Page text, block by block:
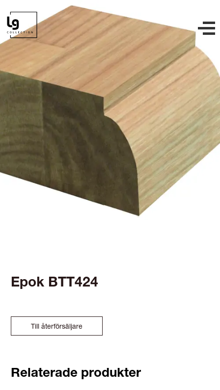
Epok BTT424
Till återförsäljare
Relaterade produkter